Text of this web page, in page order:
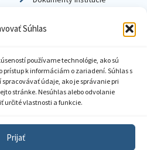
Súhlas
používame technológie, ako sú
prístup k informáciám o zariadení. Súhlas s
údaje, ako je správanie pri
stránke. Nesúhlas alebo odvolanie
určité vlastnosti a funkcie.
Prijať
súkromia
informácií